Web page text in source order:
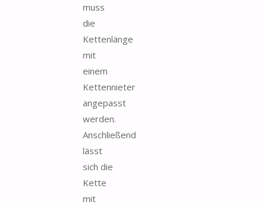
muss
die
Kettenlänge
mit
einem
Kettennieter
angepasst
werden.
Anschließend
lässt
sich die
Kette
mit